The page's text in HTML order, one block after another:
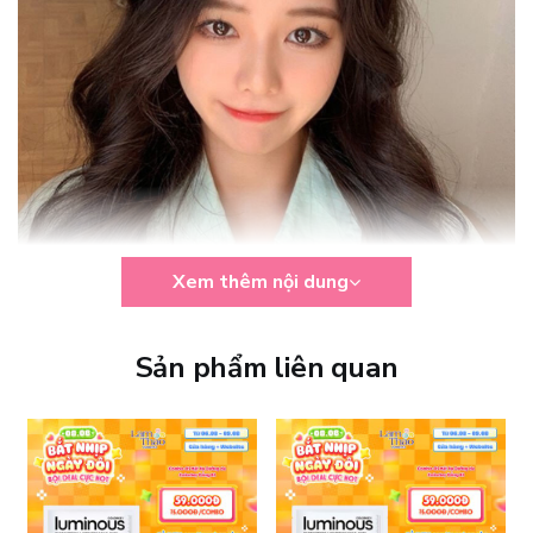
Xem thêm nội dung
Sản phẩm liên quan